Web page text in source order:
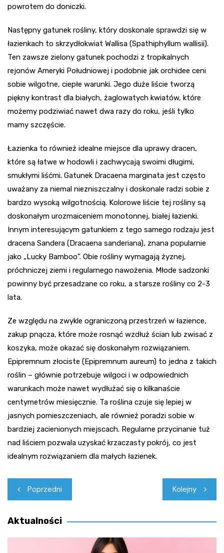
powrotem do doniczki.
Następny gatunek rośliny, który doskonale sprawdzi się w
łazienkach to skrzydłokwiat Wallisa (Spathiphyllum wallisii).
Ten zawsze zielony gatunek pochodzi z tropikalnych
rejonów Ameryki Południowej i podobnie jak orchidee ceni
sobie wilgotne, ciepłe warunki. Jego duże liście tworzą
piękny kontrast dla białych, żaglowatych kwiatów, które
możemy podziwiać nawet dwa razy do roku, jeśli tylko
mamy szczęście.
Łazienka to również idealne miejsce dla uprawy dracen,
które są łatwe w hodowli i zachwycają swoimi długimi,
smukłymi liśćmi. Gatunek Dracaena marginata jest często
uważany za niemal niezniszczalny i doskonale radzi sobie z
bardzo wysoką wilgotnością. Kolorowe liście tej rośliny są
doskonałym urozmaiceniem monotonnej, białej łazienki.
Innym interesującym gatunkiem z tego samego rodzaju jest
dracena Sandera (Dracaena sanderiana), znana popularnie
jako „Lucky Bamboo”. Obie rośliny wymagają żyznej,
próchniczej ziemi i regularnego nawożenia. Młode sadzonki
powinny być przesadzane co roku, a starsze rośliny co 2-3
lata.
Ze względu na zwykle ograniczoną przestrzeń w łazience,
zakup pnącza, które może rosnąć wzdłuż ścian lub zwisać z
koszyka, może okazać się doskonałym rozwiązaniem.
Epipremnum złociste (Epipremnum aureum) to jedna z takich
roślin – głównie potrzebuje wilgoci i w odpowiednich
warunkach może nawet wydłużać się o kilkanaście
centymetrów miesięcznie. Ta roślina czuje się lepiej w
jasnych pomieszczeniach, ale również poradzi sobie w
bardziej zacienionych miejscach. Regularne przycinanie tuż
nad liściem pozwala uzyskać krzaczasty pokrój, co jest
idealnym rozwiązaniem dla małych łazienek.
Nawigacja
wpisu
Poprzedni Kolejny
Aktualności